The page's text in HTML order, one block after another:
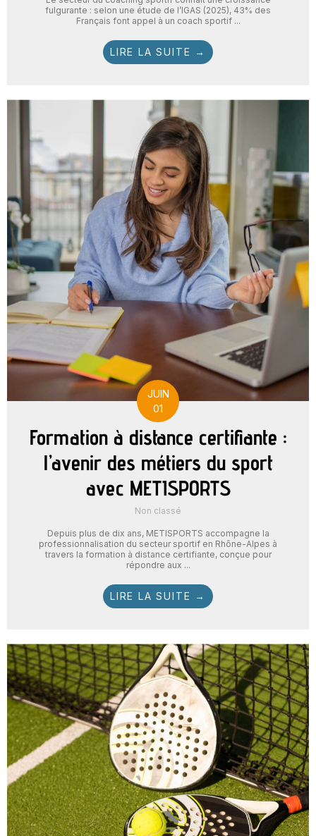
fulgurante : selon une étude de l’IGAS (2025), 43% des
Français font appel à un coach sportif ...
LIRE LA SUITE →
JUIN
01
Formation à distance certifiante :
l’avenir des métiers du sport
avec METISPORTS
Non classé
Depuis plus de dix ans, METISPORTS accompagne la
professionnalisation du secteur sportif en Rhône-Alpes à
travers la formation à distance certifiante, conçue pour
répondre aux ...
LIRE LA SUITE →